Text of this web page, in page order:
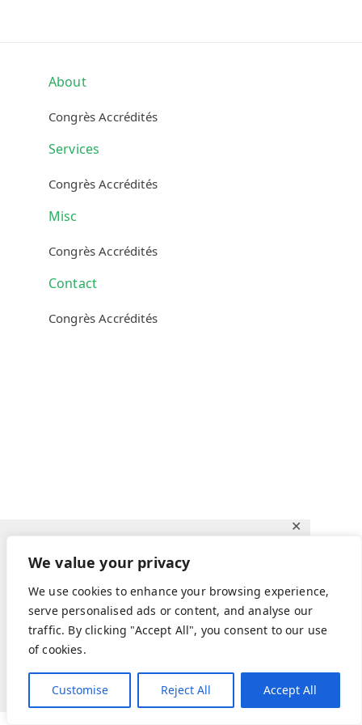
Ce site utilise des cookies pour vous
garantir la meilleure expérience sur notre
site.
Apprendre encore plus
déclin Acceptez
✕
We value your privacy
We use cookies to enhance your browsing experience,
serve personalised ads or content, and analyse our
traffic. By clicking "Accept All", you consent to our use
of cookies.
Customise Reject All Accept All
navigationAbout
Congrès Accrédités
Services
Congrès Accrédités
Misc
Congrès Accrédités
Contact
Congrès Accrédités